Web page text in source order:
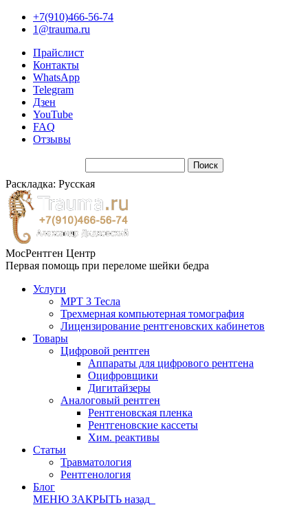
+7(910)466-56-74
1@trauma.ru
Прайслист
Контакты
WhatsApp
Telegram
Дзен
YouTube
FAQ
Отзывы
Раскладка: Русская
МосРентген Центр
Первая помощь при переломе шейки бедра
Услуги
МРТ 3 Тесла
Трехмерная компьютерная томография
Лицензирование рентгеновских кабинетов
Товары
Цифровой рентген
Аппараты для цифрового рентгена
Оцифровщики
Дигитайзеры
Аналоговый рентген
Рентгеновская пленка
Рентгеновские кассеты
Хим. реактивы
Статьи
Травматология
Рентгенология
Блог
МЕНЮ ЗАКРЫТЬ назад